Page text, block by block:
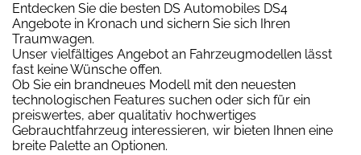
Entdecken Sie die besten DS Automobiles DS4
Angebote in Kronach und sichern Sie sich Ihren
Traumwagen.
Unser vielfältiges Angebot an Fahrzeugmodellen lässt
fast keine Wünsche offen.
Ob Sie ein brandneues Modell mit den neuesten
technologischen Features suchen oder sich für ein
preiswertes, aber qualitativ hochwertiges
Gebrauchtfahrzeug interessieren, wir bieten Ihnen eine
breite Palette an Optionen.